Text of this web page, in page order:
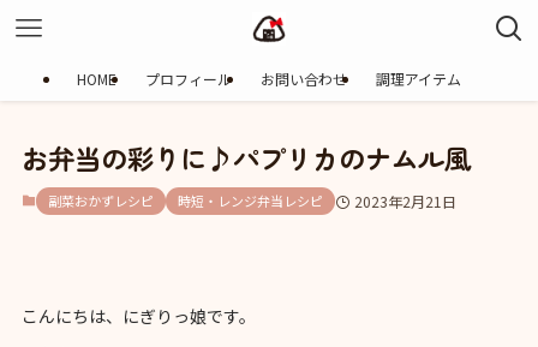
HOME プロフィール お問い合わせ 調理アイテム
お弁当の彩りに♪パプリカのナムル風
副菜おかずレシピ 時短・レンジ弁当レシピ 2023年2月21日
こんにちは、にぎりっ娘です。